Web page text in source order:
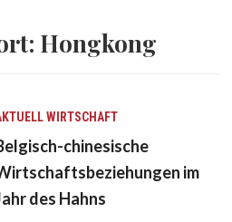
Hongkong
WIRTSCHAFT
chinesische
im
des Hahns